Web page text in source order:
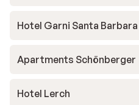
Hotel Garni Santa Barbara
Apartments Schönberger
Hotel Lerch